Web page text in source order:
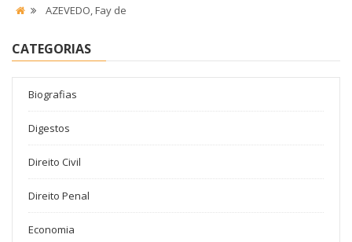
AZEVEDO, Fay de
CATEGORIAS
Biografias
Digestos
Direito Civil
Direito Penal
Economia